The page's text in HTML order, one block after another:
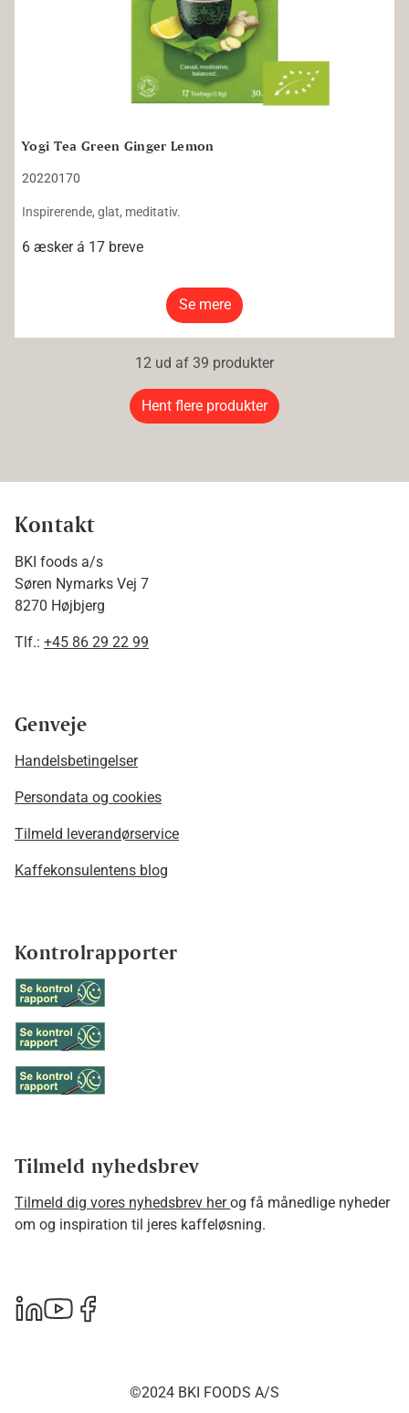
Yogi Tea Green Ginger Lemon
20220170
Inspirerende, glat, meditativ.
6 æsker á 17 breve
Se mere
12 ud af 39 produkter
Hent flere produkter
Kontakt
BKI foods a/s
Søren Nymarks Vej 7
8270 Højbjerg
Tlf.: +45 86 29 22 99
Genveje
Handelsbetingelser
Persondata og cookies
Tilmeld leverandørservice
Kaffekonsulentens blog
Kontrolrapporter
Tilmeld nyhedsbrev
Tilmeld dig vores nyhedsbrev herog få månedlige nyheder
om og inspiration til jeres kaffeløsning.
©2024 BKI FOODS A/S